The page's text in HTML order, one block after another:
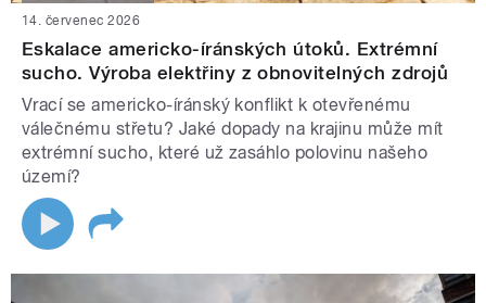
14. červenec 2026
Eskalace americko-íránských útoků. Extrémní
sucho. Výroba elektřiny z obnovitelných zdrojů
Vrací se americko-íránský konflikt k otevřenému
válečnému střetu? Jaké dopady na krajinu může mít
extrémní sucho, které už zasáhlo polovinu našeho
území?